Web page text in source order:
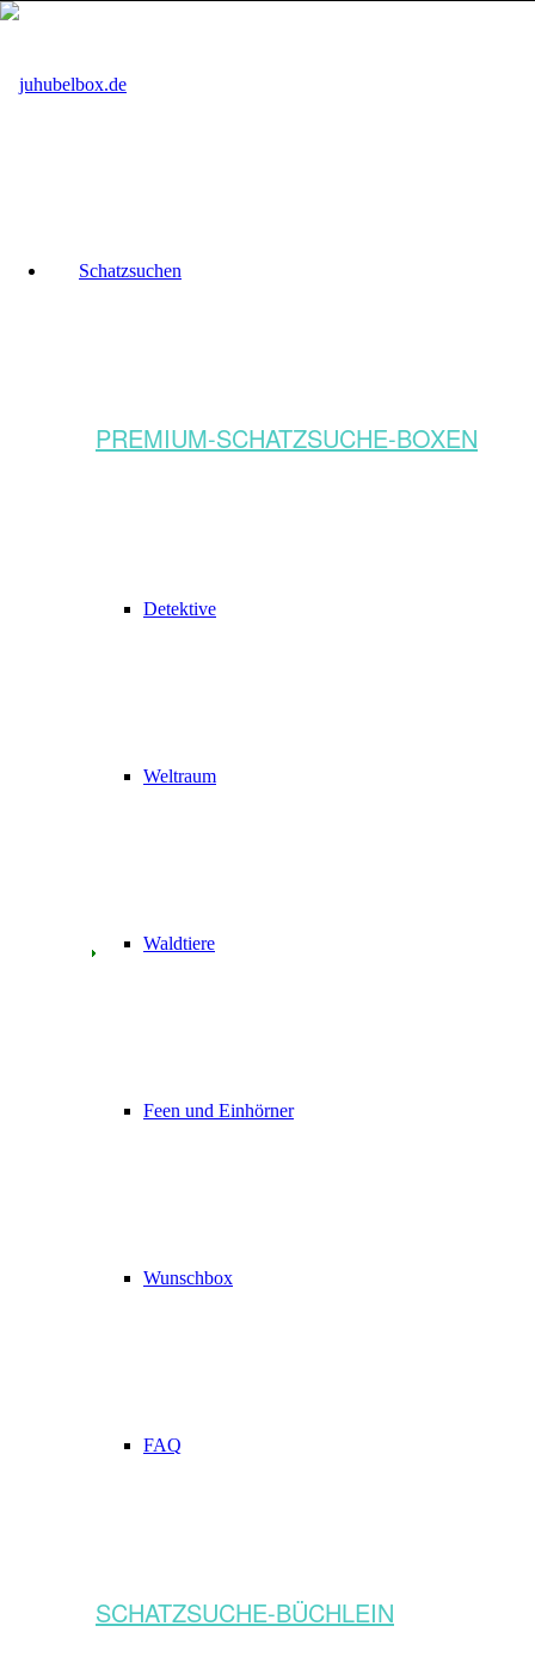
Schatzsuchen
PREMIUM-SCHATZSUCHE-BOXEN
Detektive
Weltraum
Waldtiere
Feen und Einhörner
Wunschbox
FAQ
SCHATZSUCHE-BÜCHLEIN